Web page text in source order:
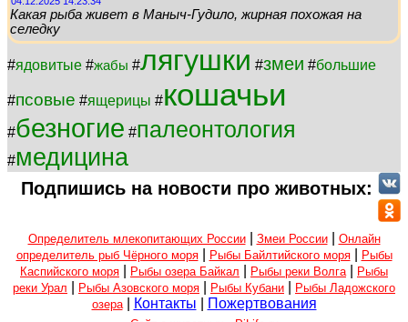
Какая рыба живет в Маныч-Гудило, жирная похожая на
селедку
#ядовитые #жабы #лягушки #змеи #большие
#псовые #ящерицы #кошачьи
#безногие #палеонтология
#медицина
Подпишись на новости про животных:
Определитель млекопитающих России| Змеи России| Онлайн
определитель рыб Чёрного моря| Рыбы Байлтийского моря|
Рыбы
Каспийского моря
Рыбы озера Байкал Рыбы реки Волга
Рыбы
реки Урал
Рыбы Азовского моря Рыбы Кубани
Рыбы Ладожского
озера| Контакты Пожертвования